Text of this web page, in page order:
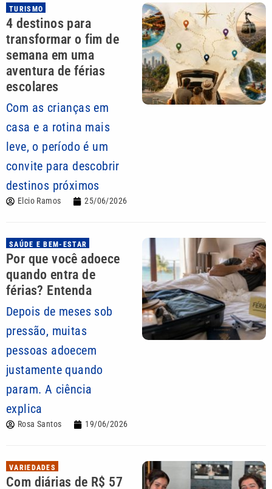
TURISMO
4 destinos para
transformar o fim de
semana em uma
aventura de férias
escolares
Com as crianças em
casa e a rotina mais
leve, o período é um
convite para descobrir
destinos próximos
Elcio Ramos 25/06/2026
SAÚDE E BEM-ESTAR
Por que você adoece
quando entra de
férias? Entenda
Depois de meses sob
pressão, muitas
pessoas adoecem
justamente quando
param. A ciência
explica
Rosa Santos 19/06/2026
VARIEDADES
Com diárias de R$ 57